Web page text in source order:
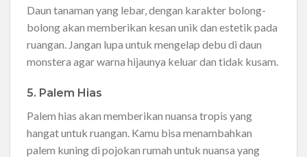
Daun tanaman yang lebar, dengan karakter bolong-
bolong akan memberikan kesan unik dan estetik pada
ruangan. Jangan lupa untuk mengelap debu di daun
monstera agar warna hijaunya keluar dan tidak kusam.
5. Palem Hias
Palem hias akan memberikan nuansa tropis yang
hangat untuk ruangan. Kamu bisa menambahkan
palem kuning di pojokan rumah untuk nuansa yang